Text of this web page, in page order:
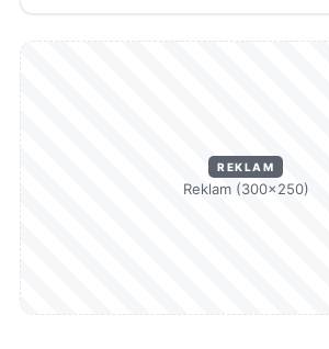
REKLAM
Reklam (300×250)